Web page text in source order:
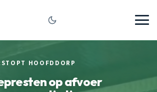
HOOFDDORP
op afvoer